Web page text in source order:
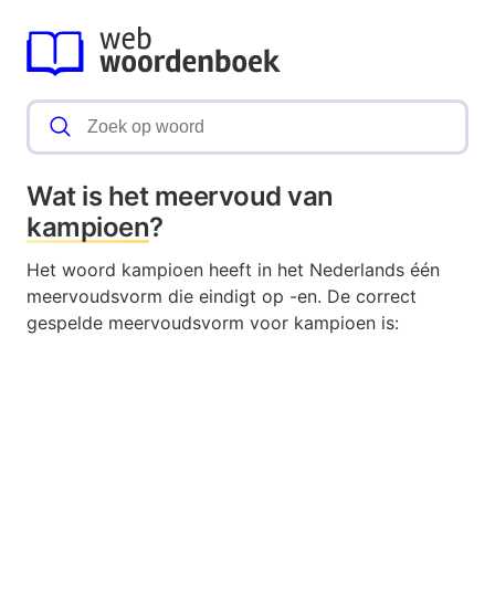
Wat is het meervoud van
kampioen?
Het woord kampioen heeft in het Nederlands één
meervoudsvorm die eindigt op -en. De correct
gespelde meervoudsvorm voor kampioen is: